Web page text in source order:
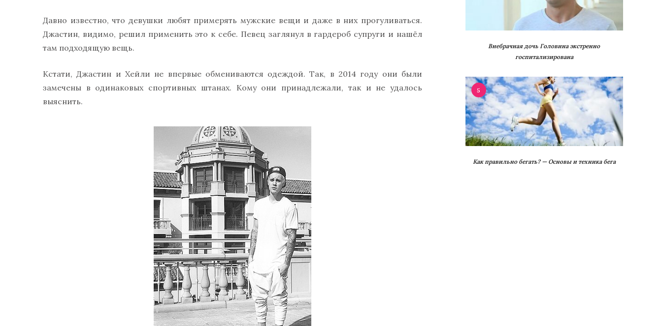
Давно известно, что девушки любят примерять мужские вещи и даже в них прогуливаться.
Джастин, видимо, решил применить это к себе. Певец заглянул в гардероб супруги и нашёл
там подходящую вещь.
Кстати, Джастин и Хейли не впервые обмениваются одеждой. Так, в 2014 году они были
замечены в одинаковых спортивных штанах. Кому они принадлежали, так и не удалось
выяснить.
Внебрачная дочь Головина экстренно
госпитализирована
5
Как правильно бегать? — Основы и техника бега